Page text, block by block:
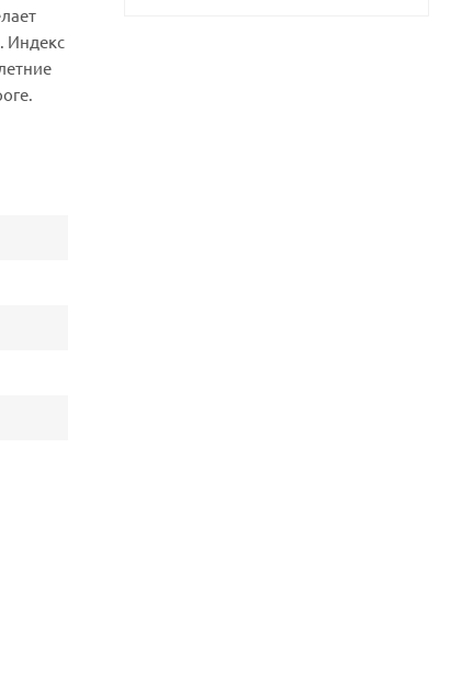
Индекс